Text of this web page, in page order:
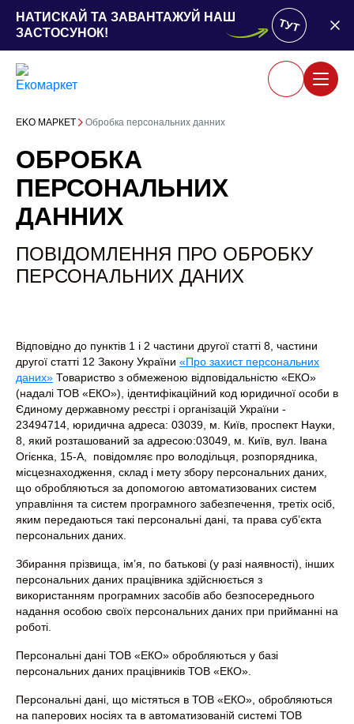
НАТИСКАЙ ТА ЗАВАНТАЖУЙ НАШ
ЗАСТОСУНОК!
ТУТ
ЕKO MАРКЕТ Обробка персональних данних
ОБРОБКА
ПЕРСОНАЛЬНИХ
ДАННИХ
ПОВІДОМЛЕННЯ ПРО ОБРОБКУ
ПЕРСОНАЛЬНИХ ДАНИХ
Відповідно до пунктів 1 і 2 частини другої статті 8, частини
другої статті 12 Закону України «Про захист персональних
даних» Товариство з обмеженою відповідальністю «ЕКО»
(надалі ТОВ «ЕКО»), ідентифікаційний код юридичної особи в
Єдиному державному реєстрі і організацій України -
23494714, юридична адреса: 03039, м. Київ, проспект Науки,
8, який розташований за адресою:03049, м. Київ, вул. Івана
Огієнка, 15-А, повідомляє про володільця, розпорядника,
місцезнаходження, склад і мету збору персональних даних,
що обробляються за допомогою автоматизованих систем
управління та систем програмного забезпечення, третіх осіб,
яким передаються такі персональні дані, та права суб’єкта
персональних даних.
Збирання прізвища, ім’я, по батькові (у разі наявності), інших
персональних даних працівника здійснюється з
використанням програмних засобів або безпосереднього
надання особою своїх персональних даних при прийманні на
роботі.
Персональні дані ТОВ «ЕКО» обробляються у базі
персональних даних працівників ТОВ «ЕКО».
Персональні дані, що містяться в ТОВ «ЕКО», обробляються
на паперових носіях та в автоматизованій системі ТОВ